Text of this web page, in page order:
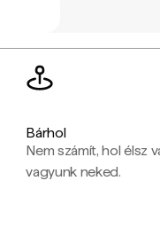
Bárhol
Nem számít, hol élsz
vagyunk neked.